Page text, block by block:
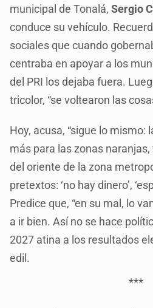
municipal de Tonalá,Sergio
conduce su vehículo.
sociales que cuando
centraba en apoyar a los
del PRI los dejaba fuera.
tricolor, “se voltearon las
Hoy, acusa, “sigue lo mismo:
más para las zonas
del oriente de la zona
pretextos: ‘no hay dinero’,
Predice que, “en su mal, lo
a ir bien. Así no se hace
2027 atina a los resultados
edil.
***